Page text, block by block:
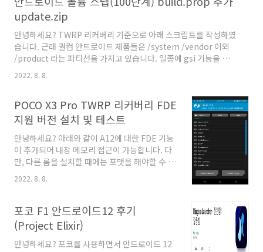
https://llamalab.com/automate/community/flows/44476
MQTT 메시지를 카카오톡으로 보내기 -
djjproject ⋅ Community ⋅ Automate for
Android Automate for Android Make your
phone or tablet smarter with
automation llam..
update.zip
안녕하세요? TWRP 리커버리 기준으로 아래 스크립트를 작성하였
습니다. 근래 퀄컴 안드로이드 제품들은 /system /vendor 이외
/product 라는 파티션을 가지고 있습니다. 일종에 gsi 기능을 지원
하기 위해 /vendor 파티션이 들어갔지만, variant 를 위해
/product 와 /system_ext가 존재한다고 보시면 되겠습니다. 그
래서 /product 의 build.prop 에 해당 값을 부여하게 되며, 은행
앱을 사용하다 보니 비루팅 상태라 이렇게 리커버리로만 패치를 넣
을 수 있다는게 살짝 눈물이 나네요.. ㅎㅎ 한때 magisk 잘 사용했
는데.. ㅎㅎ 각설하고 아래 내용을 담고 있는 update.zip 파일입니
다. 1. 내용 1) update script 간단히 스크립트를 copy..
2022. 8. 8.
POCO X3 Pro TWRP 리커버리 FDE
지원 버전 설치 및 테스트
안녕하세요? 아래와 같이 A12에 대한 FDE 기능
이 추가되어 내장 메모리 접근이 가능합니다. 다
만, 다른 롬을 설치할 때에는 포맷을 해야할 수 있
습니다. 아직 완벽한 것은 아닌것 같고, 롬설치를
하고 나면 내장메모리가 보이는 수준이며, 굳이
는 와 있습니다. 1. 파일 TWRP :
https://www.pling.com/p/1833617/
OrangeFox :
https://orangefox.download/ko-
2022. 8. 8.
포코 F1 안드로이드12 후기
(Project Elixir)
안녕하세요? 포코를 사용하면서 안드로이드 12